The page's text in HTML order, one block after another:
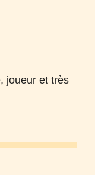
joueur et très